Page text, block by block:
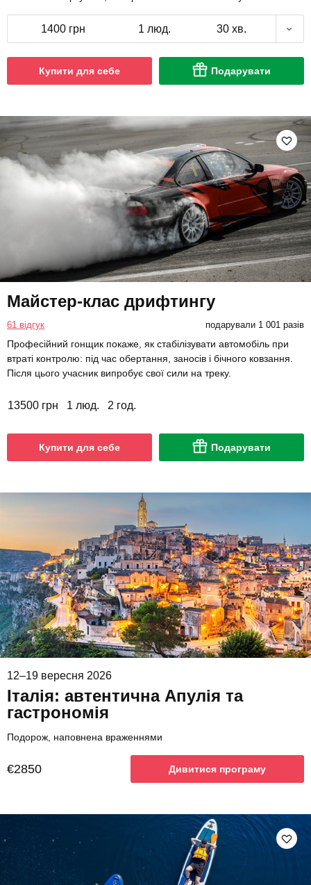
1400 грн 1 люд. 30 хв.
Купити для себе Подарувати
Майстер-клас дрифтингу
61 відгук подарували 1 001 разів
Професійний гонщик покаже, як стабілізувати автомобіль при
втраті контролю: під час обертання, заносів і бічного ковзання.
Після цього учасник випробує свої сили на треку.
13500 грн 1 люд. 2 год.
Купити для себе Подарувати
12–19 вересня 2026
Італія: автентична Апулія та
гастрономія
Подорож, наповнена враженнями
€2850 Дивитися програму